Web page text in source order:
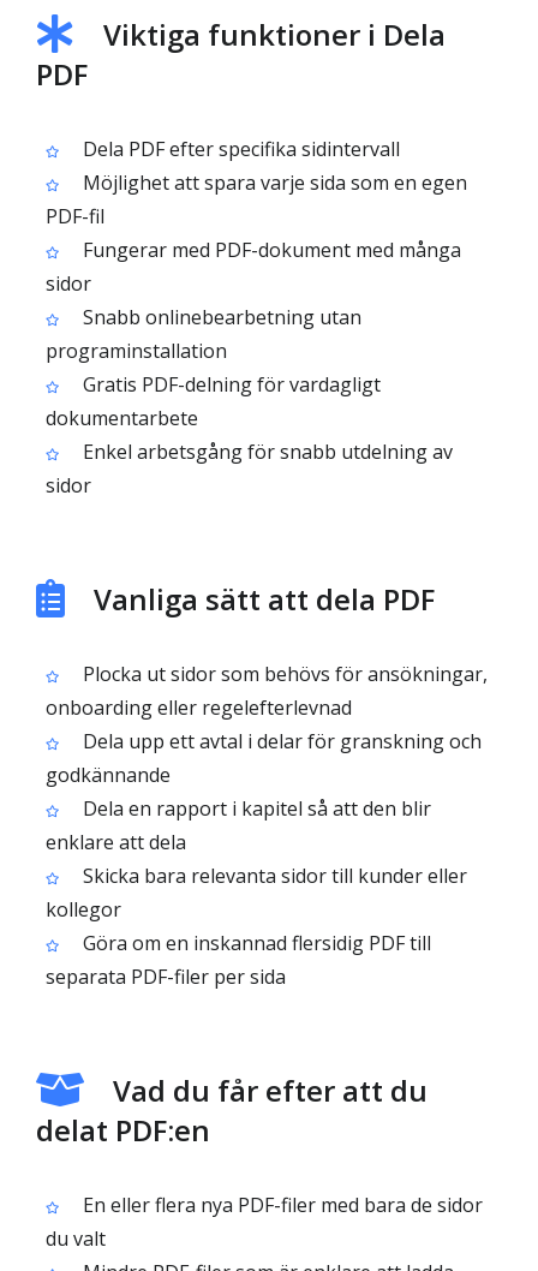
Viktiga funktioner i Dela
PDF
Dela PDF efter specifika sidintervall
Möjlighet att spara varje sida som en egen
PDF-fil
Fungerar med PDF-dokument med många
sidor
Snabb onlinebearbetning utan
programinstallation
Gratis PDF-delning för vardagligt
dokumentarbete
Enkel arbetsgång för snabb utdelning av
sidor
Vanliga sätt att dela PDF
Plocka ut sidor som behövs för ansökningar,
onboarding eller regelefterlevnad
Dela upp ett avtal i delar för granskning och
godkännande
Dela en rapport i kapitel så att den blir
enklare att dela
Skicka bara relevanta sidor till kunder eller
kollegor
Göra om en inskannad flersidig PDF till
separata PDF-filer per sida
Vad du får efter att du
delat PDF:en
En eller flera nya PDF-filer med bara de sidor
du valt